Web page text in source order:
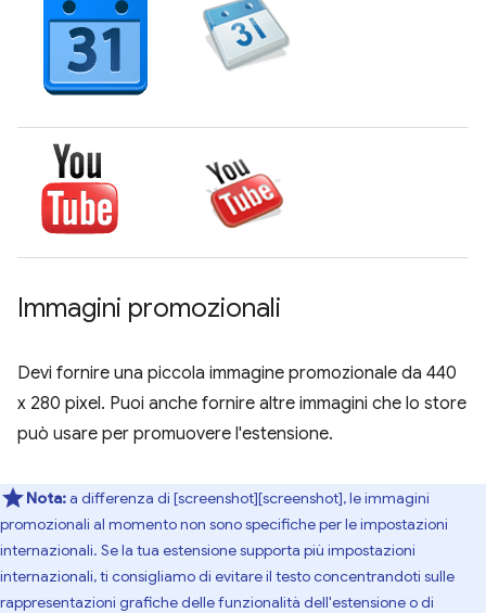
Immagini promozionali
Devi fornire una piccola immagine promozionale da 440
x 280 pixel. Puoi anche fornire altre immagini che lo store
può usare per promuovere l'estensione.
Nota:a differenza di [screenshot][screenshot], le immagini
promozionali al momento non sono specifiche per le impostazioni
internazionali. Se la tua estensione supporta più impostazioni
internazionali, ti consigliamo di evitare il testo concentrandoti sulle
rappresentazioni grafiche delle funzionalità dell'estensione o di